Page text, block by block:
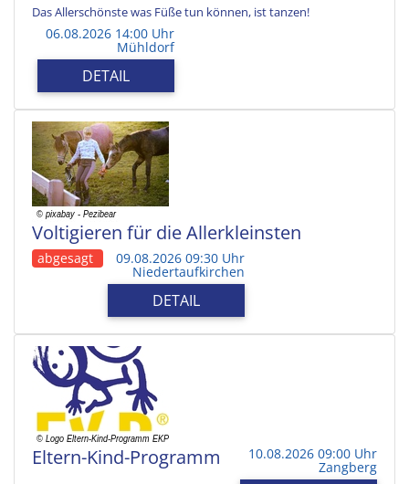
Das Allerschönste was Füße tun können, ist tanzen!
06.08.2026 14:00 Uhr
Mühldorf
DETAIL
Voltigieren für die Allerkleinsten
abgesagt 09.08.2026 09:30 Uhr
Niedertaufkirchen
DETAIL
Eltern-Kind-Programm 10.08.2026 09:00 Uhr
Zangberg